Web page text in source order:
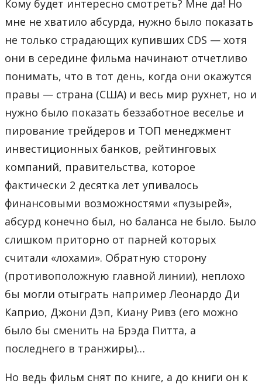
Кому будет интересно смотреть? Мне да! Но
мне не хватило абсурда, нужно было показать
не только страдающих купивших CDS — хотя
они в середине фильма начинают отчетливо
понимать, что в тот день, когда они окажутся
правы — страна (США) и весь мир рухнет, но и
нужно было показать беззаботное веселье и
пирование трейдеров и ТОП менеджмент
инвестиционных банков, рейтинговых
компаний, правительства, которое
фактически 2 десятка лет упивалось
финансовыми возможностями «пузырей»,
абсурд конечно был, но баланса не было. Было
слишком приторно от парней которых
считали «лохами». Обратную сторону
(противоположную главной линии), неплохо
бы могли отыграть например Леонардо Ди
Каприо, Джони Дэп, Киану Ривз (его можно
было бы сменить на Брэда Питта, а
последнего в транжиры)…
Но ведь фильм снят по книге, а до книги он к